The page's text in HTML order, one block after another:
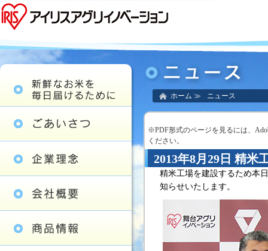
ホーム ≫ ニュース
※PDF形式のページを見るには、
ください。
2013年8月29日 精米
精米工場を建設するため本
知らせいたします。